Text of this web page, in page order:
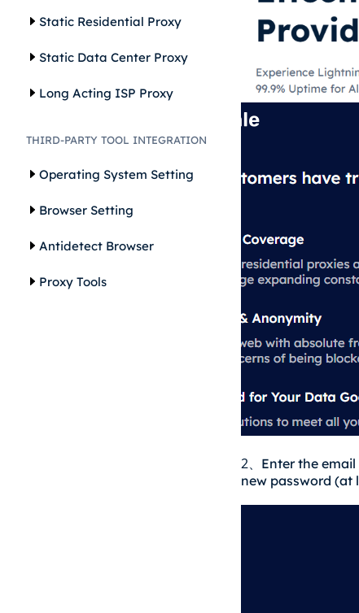
Static Residential Proxy
Static Data Center Proxy
Long Acting ISP Proxy
THIRD-PARTY TOOL INTEGRATION
Operating System Setting
Browser Setting
Antidetect Browser
Proxy Tools
2
Enter the
new password (at